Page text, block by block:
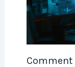
Comment